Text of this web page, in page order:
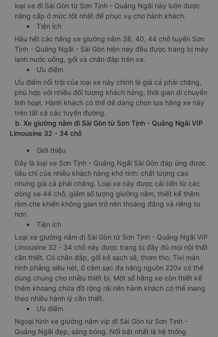
loại xe đi Sài Gòn từ Sơn Tịnh - Quảng Ngãi này luôn được
nâng cấp ở mức tốt nhất để phục vụ cho hành khách.
Tiện ích
Hầu hết các hãng xe giường nằm 38, 40, 44 chỗ tuyến Sơn
Tịnh - Quảng Ngãi - Sài Gòn hiện nay đều được trang bị máy
lạnh nước uống, gối và chăn đắp trên xe.
Ưu điểm
Ưu điểm nổi trội của loại xe này chính là giá cả phải chăng,
phù hợp với nhiều đối tượng khách hàng, thời gian di chuyển
linh hoạt. Hành khách có thể dễ dàng chọn lựa hãng xe này
trên tất cả các tuyến đường.
b. Xe giường nằm đi Sài Gòn từ Sơn Tịnh - Quảng Ngãi VIP
Limousine 32 - 34 chỗ
Giới thiệu
Đây là loại xe Sơn Tịnh - Quảng Ngãi Sài Gòn đáp ứng được
tiêu chí của nhiều khách hàng khó tính: chất lượng cao
nhưng giá cả phải chăng. Loại xe này được cải tiến từ các
dòng xe 44 chỗ, giảm số lượng giường nằm, thiết kế thêm
rèm che khiến không gian trở nên thoáng đãng và riêng tư
hơn.
Tiện ích
Loại xe giường nằm đi Sài Gòn từ Sơn Tịnh - Quảng Ngãi VIP
Limousine 32 - 34 chỗ này được trang bị đầy đủ mọi nội thất
cần thiết. Có chăn đắp, gối kê sạch sẽ, thơm tho, Tivi màn
hình phẳng siêu nét, ổ cắm sạc đa năng nguồn 220v có thể
dùng chung cho nhiều thiết bị. Một số hãng xe còn thiết kế
thêm khoang chứa đồ rộng rãi nên hành khách có thể mang
theo nhiều hành lý cần thiết.
Ưu điểm
Ngoại hình xe giường nằm vip đi Sài Gòn từ Sơn Tịnh -
Quảng Ngãi đẹp, sáng bóng. Nổi bật nhất là hệ thống